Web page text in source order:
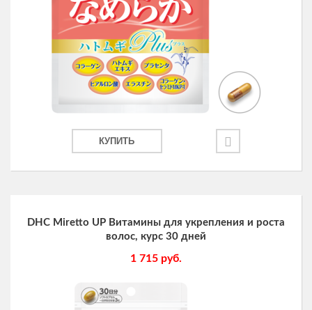
КУПИТЬ
DHC Miretto UP Витамины для укрепления и роста
волос, курс 30 дней
1 715 руб.